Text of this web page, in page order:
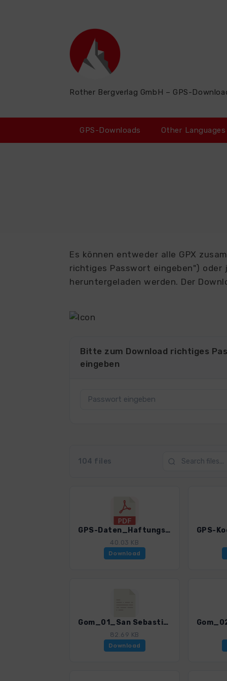
Rother Bergverlag GmbH – GPS-
GPS-Downloads Other Languages
Es können entweder alle GPX
richtiges Passwort eingeben") oder
heruntergeladen werden. Der
Bitte zum Download richtiges
eingeben
104 files
GPS-Daten_Haftungsausschluss-Nutzungsbedingungen.pdf
40.03 KB
Download
Gom_01_San Sebastian - Playa de la Guancha.gpx
82.69 KB
Download